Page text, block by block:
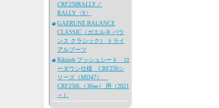
CRF250RALLY／
RALLY〈S〉
GAERUNE BALANCE
CLASSIC（ガエルネ バラ
ンス クラシック） トライ
アルブーツ
Rikizoh ブッシュシート ロ
ーダウン仕様 CRF250シ
リーズ（MD47）
CRF250L（30㎜） 用（2021
～）